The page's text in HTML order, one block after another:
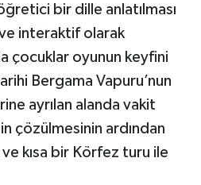
bir dille anlatılması
interaktif olarak
çocuklar oyunun keyfini
Bergama Vapuru’nun
ayrılan alanda vakit
çözülmesinin ardından
kısa bir Körfez turu ile